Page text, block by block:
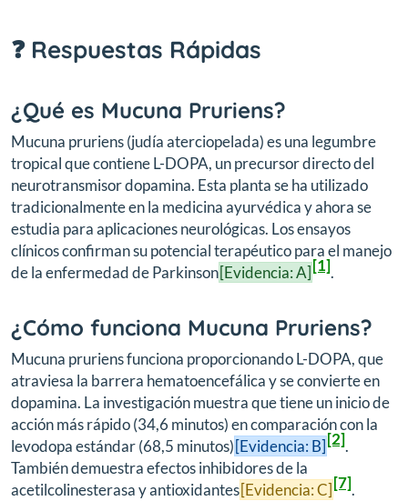
❓ Respuestas Rápidas
¿Qué es Mucuna Pruriens?
Mucuna pruriens (judía aterciopelada) es una legumbre
tropical que contiene L-DOPA, un precursor directo del
neurotransmisor dopamina. Esta planta se ha utilizado
tradicionalmente en la medicina ayurvédica y ahora se
estudia para aplicaciones neurológicas. Los ensayos
clínicos confirman su potencial terapéutico para el manejo
de la enfermedad de Parkinson[Evidencia: A][1].
¿Cómo funciona Mucuna Pruriens?
Mucuna pruriens funciona proporcionando L-DOPA, que
atraviesa la barrera hematoencefálica y se convierte en
dopamina. La investigación muestra que tiene un inicio de
acción más rápido (34,6 minutos) en comparación con la
levodopa estándar (68,5 minutos)[Evidencia: B][2].
También demuestra efectos inhibidores de la
acetilcolinesterasa y antioxidantes[Evidencia: C][7].